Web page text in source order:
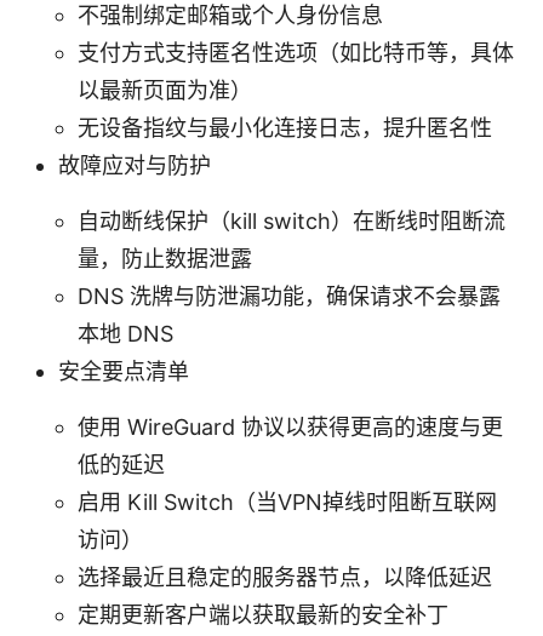
不强制绑定邮箱或个人身份信息
支付方式支持匿名性选项（如比特币等，具体
以最新页面为准）
无设备指纹与最小化连接日志，提升匿名性
故障应对与防护
自动断线保护（kill switch）在断线时阻断流
量，防止数据泄露
DNS 洗牌与防泄漏功能，确保请求不会暴露
本地 DNS
安全要点清单
使用 WireGuard 协议以获得更高的速度与更
低的延迟
启用 Kill Switch（当VPN掉线时阻断互联网
访问）
选择最近且稳定的服务器节点，以降低延迟
定期更新客户端以获取最新的安全补丁